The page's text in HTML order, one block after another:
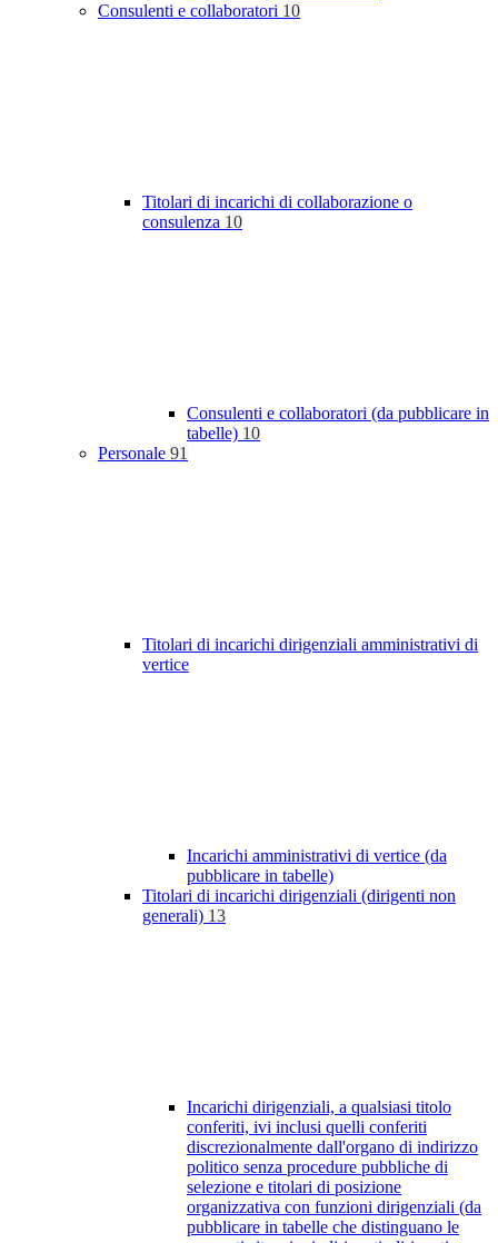
Consulenti e collaboratori 10
Titolari di incarichi di collaborazione o
consulenza 10
Consulenti e collaboratori (da pubblicare in
tabelle) 10
Personale 91
Titolari di incarichi dirigenziali amministrativi di
vertice
Incarichi amministrativi di vertice (da
pubblicare in tabelle)
Titolari di incarichi dirigenziali (dirigenti non
generali) 13
Incarichi dirigenziali, a qualsiasi titolo
conferiti, ivi inclusi quelli conferiti
discrezionalmente dall'organo di indirizzo
politico senza procedure pubbliche di
selezione e titolari di posizione
organizzativa con funzioni dirigenziali (da
pubblicare in tabelle che distinguano le